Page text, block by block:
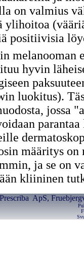
on valmius
ylihoitoa
positiivisia
melanooman
hyvin
luokitus).
jossa
määritys on
ja se on
kliininen
ApS,